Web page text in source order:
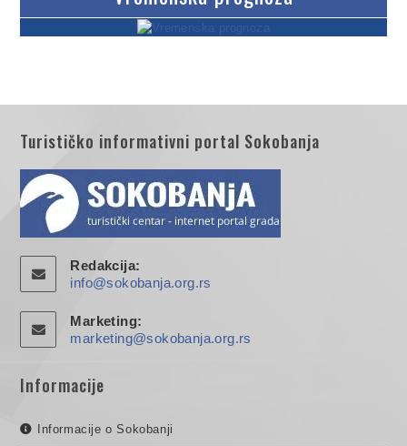
Turističko informativni portal Sokobanja
Redakcija:
info@sokobanja.org.rs
Marketing:
marketing@sokobanja.org.rs
Informacije
Informacije o Sokobanji